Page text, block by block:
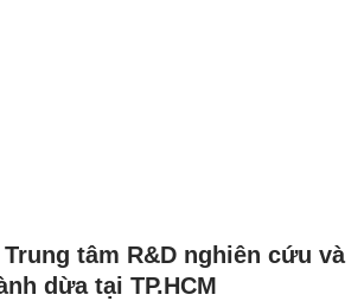
tâm R&D nghiên cứu và
dừa tại TP.HCM